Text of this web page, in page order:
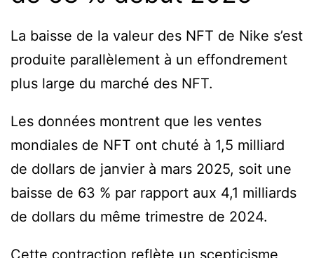
La baisse de la valeur des NFT de Nike s’est
produite parallèlement à un effondrement
plus large du marché des NFT.
Les données montrent que les ventes
mondiales de NFT ont chuté à 1,5 milliard
de dollars de janvier à mars 2025, soit une
baisse de 63 % par rapport aux 4,1 milliards
de dollars du même trimestre de 2024.
Cette contraction reflète un scepticisme